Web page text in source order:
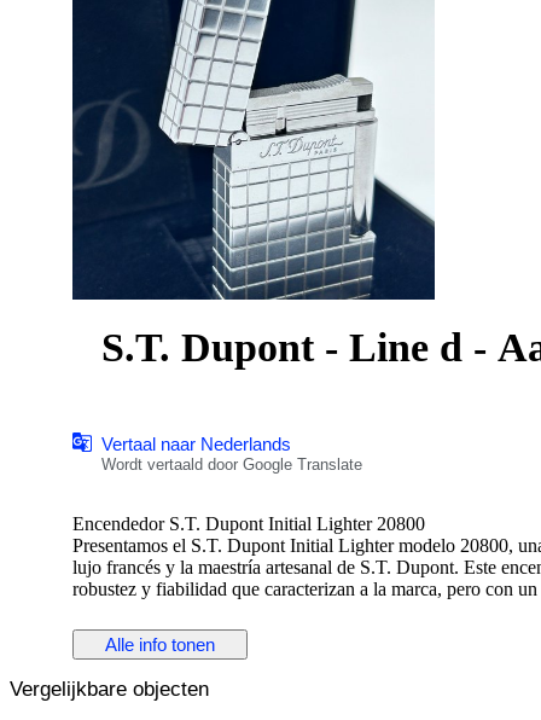
S.T. Dupont - Line d -
Vertaal naar Nederlands
Wordt vertaald door Google Translate
Encendedor S.T. Dupont Initial Lighter 20800
Presentamos el S.T. Dupont Initial Lighter modelo 20800,
lujo francés y la maestría artesanal de S.T. Dupont. Este
robustez y fiabilidad que caracterizan a la marca, pero con
Características Principales:
agradable al tacto, sino que también mejora el agarre.
Alle info tonen
Vergelijkbare objecten